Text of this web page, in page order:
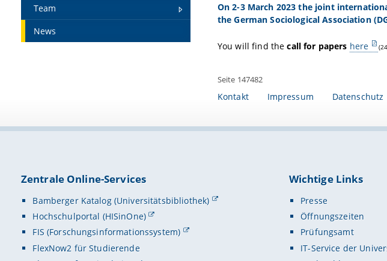
Team
News
On 2-3 March 2023 the joint
the German Sociological Association
You will find thecall for papers here
Seite 147482
Kontakt Impressum Datenschutz
Zentrale Online-Services
Bamberger Katalog (Universitätsbibliothek)
Hochschulportal (HISinOne)
FIS (Forschungsinformationssystem)
FlexNow2 für Studierende
Wichtige Links
Presse
Öffnungszeiten
Prüfungsamt
IT-Service der